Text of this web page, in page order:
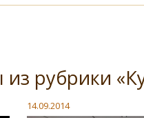
рубрики
14.09.2014